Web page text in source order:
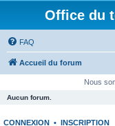
Office du
FAQ
Accueil du forum
Nous
Aucun forum.
CONNEXION • INSCRIPTION